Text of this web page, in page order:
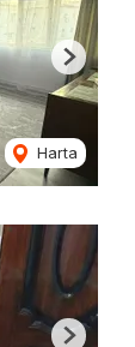
Harta
Next